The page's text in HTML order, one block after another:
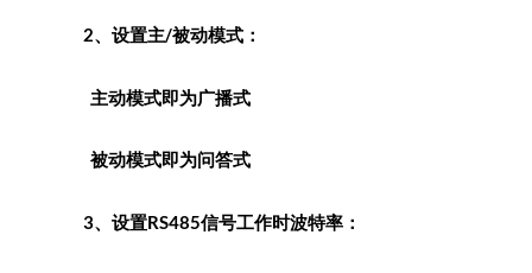
2、设置主/被动模式：
主动模式即为广播式
被动模式即为问答式
3、设置RS485信号工作时波特率：